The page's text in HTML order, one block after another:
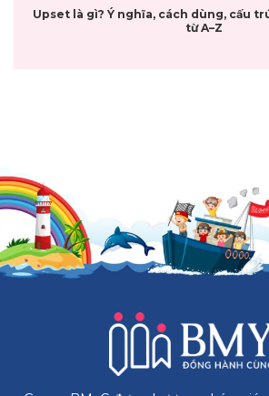
Upset là gì? Ý nghĩa, cách dùng, cấu
từ A–Z